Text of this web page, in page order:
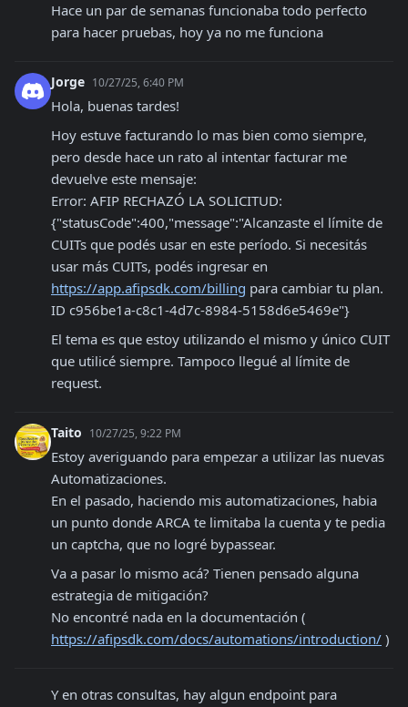
Hace un par de semanas funcionaba todo perfecto
para hacer pruebas, hoy ya no me funciona
Jorge 10/27/25, 6:40 PM
Hola, buenas tardes!
Hoy estuve facturando lo mas bien como siempre,
pero desde hace un rato al intentar facturar me
devuelve este mensaje:
Error: AFIP RECHAZÓ LA SOLICITUD:
{"statusCode":400,"message":"Alcanzaste el límite de
CUITs que podés usar en este período. Si necesitás
https://app.afipsdk.com/billing para cambiar tu plan.
ID c956be1a-c8c1-4d7c-8984-5158d6e5469e"}
El tema es que estoy utilizando el mismo y único CUIT
que utilicé siempre. Tampoco llegué al límite de
request.
Taito 10/27/25, 9:22 PM
Estoy averiguando para empezar a utilizar las nuevas
Automatizaciones.
En el pasado, haciendo mis automatizaciones, habia
un punto donde ARCA te limitaba la cuenta y te pedia
un captcha, que no logré bypassear.
Va a pasar lo mismo acá? Tienen pensado alguna
estrategia de mitigación?
https://afipsdk.com/docs/automations/introduction/ )
Y en otras consultas, hay algun endpoint para